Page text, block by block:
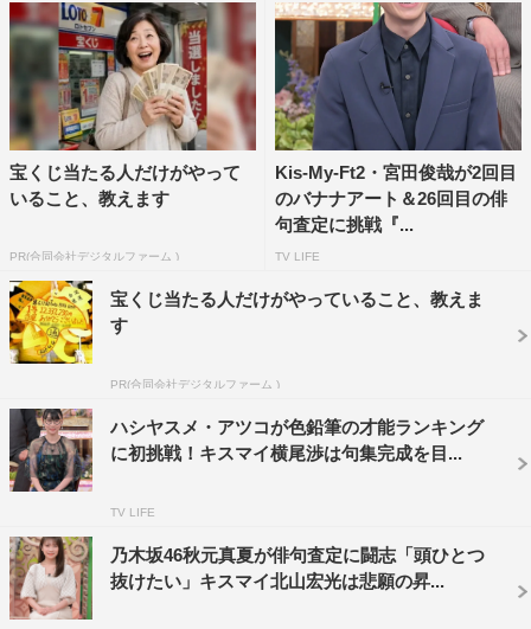
番組情報
『プレバト!!』
MBS／TBS系
2023年4月27日（木）午後7時～8時
公式サイト：https://www.mbs.jp/p-battle/
番組公式Twitter： ＠prbt_official
番組公式Instagram：＠prbt_official
©MBS
宝くじ当たる人だけがやって
いること、教えます
PR(合同会社デジタルファーム )
Kis-My-Ft2・宮田俊哉が2回目
のバナナアート＆26回目の俳
句査定に挑戦『...
TV LIFE
宝くじ当たる人だけがやっていること、教えま
す
PR(合同会社デジタルファーム )
ハシヤスメ・アツコが色鉛筆の才能ランキング
に初挑戦！キスマイ横尾渉は句集完成を目...
TV LIFE
乃木坂46秋元真夏が俳句査定に闘志「頭ひとつ
抜けたい」キスマイ北山宏光は悲願の昇...